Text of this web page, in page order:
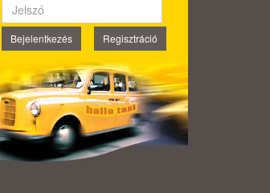
Bejelentkezés Regisztráció